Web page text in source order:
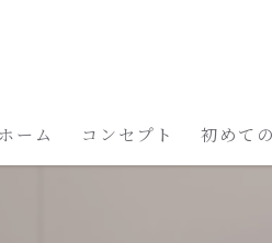
ホーム コンセプト 初めて